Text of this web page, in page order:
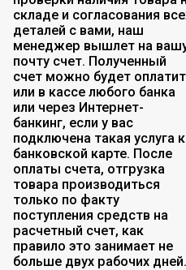
складе и согласования
деталей с вами, наш
менеджер вышлет на
почту счет. Полученный
счет можно будет
или в кассе любого банка
или через Интернет-
банкинг, если у вас
подключена такая услуга к
банковской карте. После
оплаты счета, отгрузка
товара производиться
только по факту
поступления средств на
расчетный счет, как
правило это занимает не
больше двух рабочих дней.